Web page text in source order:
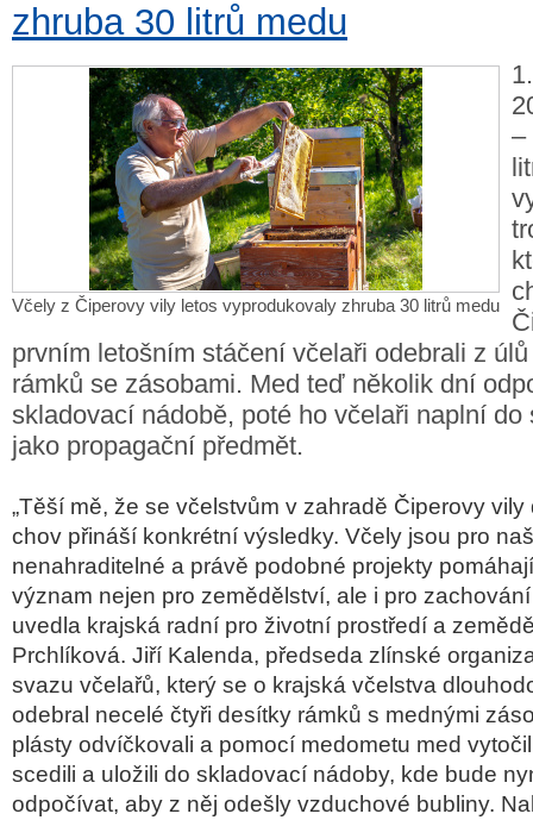
zhruba 30 litrů medu
Včely z Čiperovy vily letos vyprodukovaly zhruba 30 litrů medu
–
prvním letošním stáčení včelaři odebrali z
rámků se zásobami. Med teď několik dní
skladovací nádobě, poté ho včelaři naplní
jako propagační předmět.
„Těší mě, že se včelstvům v zahradě Čiperovy vily
chov přináší konkrétní výsledky. Včely jsou pro
nenahraditelné a právě podobné projekty
význam nejen pro zemědělství, ale i pro zachování
uvedla krajská radní pro životní prostředí a
Prchlíková. Jiří Kalenda, předseda zlínské
svazu včelařů, který se o krajská včelstva
odebral necelé čtyři desítky rámků s mednými
plásty odvíčkovali a pomocí medometu med
scedili a uložili do skladovací nádoby, kde bude
odpočívat, aby z něj odešly vzduchové bubliny.